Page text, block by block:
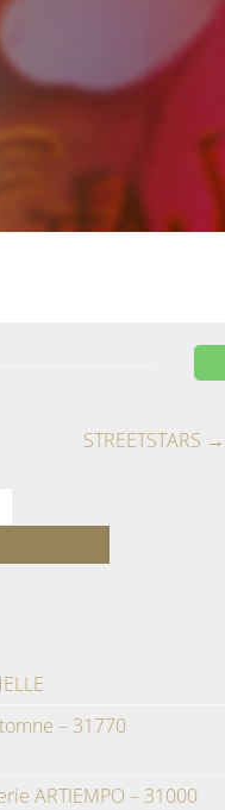
STREETSTARS →
– 31770
ARTIEMPO – 31000